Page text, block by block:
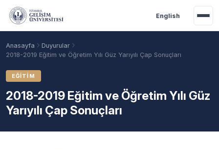
Ana içeriğe geç
English
Anasayfa
Duyurular
2018-2019 Eğitim ve Öğretim Yılı Güz Yarıyılı Çap Sonuçları
EĞITIM
2018-2019 Eğitim ve Öğretim Yılı Güz
Yarıyılı Çap Sonuçları